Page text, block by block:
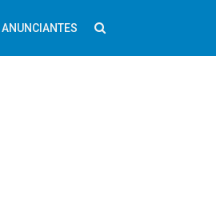
ANUNCIANTES